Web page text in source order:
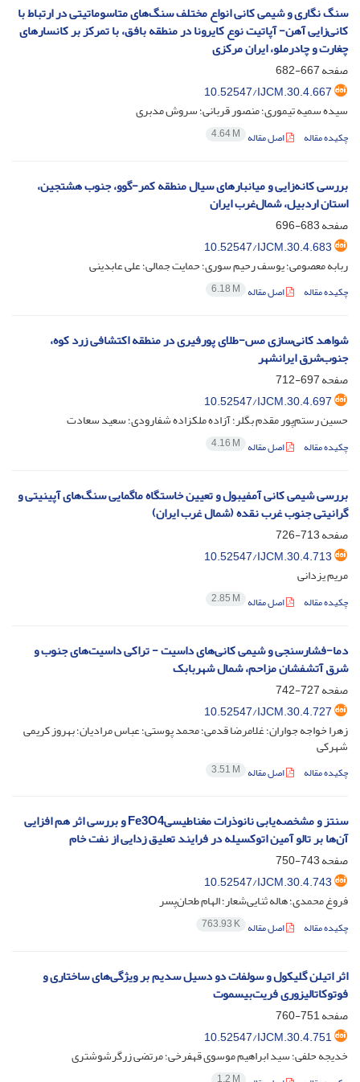
سنگ نگاری و شیمی کانی انواع مختلف سنگ‌های متاسوماتیتی در ارتباط با
کانی‌زایی آهن- آپاتیت نوع کایرونا در منطقه بافق، با تمرکز بر کانسارهای
چغارت و چادرملو، ایران مرکزی
صفحه667-682
10.52547/IJCM.30.4.667
سیده سمیه تیموری؛ منصور قربانی؛ سروش مدبری
چکیده مقاله اصل مقاله 4.64 M
بررسی کانه‌زایی و میانبارهای سیال منطقه کمر-گوو، جنوب هشتجین،
استان اردبیل، شمال‌غرب ایران
صفحه683-696
10.52547/IJCM.30.4.683
ربابه معصومی؛ یوسف رحیم سوری؛ حمایت جمالی؛ علی عابدینی
چکیده مقاله اصل مقاله 6.18 M
شواهد کانی‌سازی مس-طلای پورفیری در منطقه اکتشافی زرد کوه،
جنوب‌شرق ایرانشهر
صفحه697-712
10.52547/IJCM.30.4.697
حسین رستم‌پور مقدم بگلر؛ آزاده ملکزاده شفارودی؛ سعید سعادت
چکیده مقاله اصل مقاله 4.16 M
بررسی شیمی کانی آمفیبول و تعیین خاستگاه ماگمایی سنگ‌های آپینیتی و
گرانیتی جنوب غرب نقده (شمال غرب ایران)
صفحه713-726
10.52547/IJCM.30.4.713
مریم یزدانی
چکیده مقاله اصل مقاله 2.85 M
دما-فشارسنجی و شیمی کانی‌های داسیت - تراکی داسیت‌های جنوب و
شرق آتشفشان مزاحم، شمال شهربابک
صفحه727-742
10.52547/IJCM.30.4.727
زهرا خواجه جواران؛ غلامرضا قدمی؛ محمد پوستی؛ عباس مرادیان؛ بهروز کریمی
شهرکی
چکیده مقاله اصل مقاله 3.51 M
سنتز و مشخصه‌یابی نانوذرات مغناطیسیFe3O4 و بررسی اثر هم افزایی
آن‌ها بر تالو آمین اتوکسیله در فرایند تعلیق زدایی از نفت خام
صفحه743-750
10.52547/IJCM.30.4.743
فروغ محمدی؛ هاله ثنایی‌شعار؛ الهام طحان‌پسر
چکیده مقاله اصل مقاله 763.93 K
اثر اتیلن گلیکول و سولفات دو دسیل سدیم بر ویژگی‌های ساختاری و
فوتوکاتالیزوری فریت‌بیسموت
صفحه751-760
10.52547/IJCM.30.4.751
خدیجه حلفی؛ سید ابراهیم موسوی قهفرخی؛ مرتضی زرگرشوشتری